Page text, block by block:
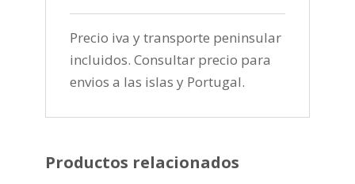
Precio iva y transporte peninsular
incluidos. Consultar precio para
envios a las islas y Portugal.
Productos relacionados